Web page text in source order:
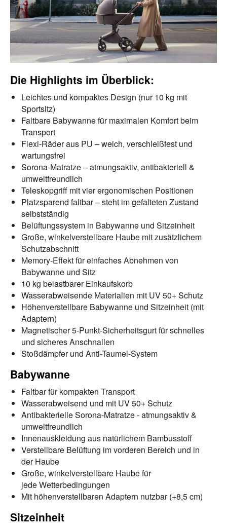
Die Highlights im Überblick:
Leichtes und kompaktes Design (nur 10 kg mit
Sportsitz)
Faltbare Babywanne für maximalen Komfort beim
Transport
Flexi-Räder aus PU – weich, verschleißfest und
wartungsfrei
Sorona-Matratze – atmungsaktiv, antibakteriell &
umweltfreundlich
Teleskopgriff mit vier ergonomischen Positionen
Platzsparend faltbar – steht im gefalteten Zustand
selbstständig
Belüftungssystem in Babywanne und Sitzeinheit
Große, winkelverstellbare Haube mit zusätzlichem
Schutzabschnitt
Memory-Effekt für einfaches Abnehmen von
Babywanne und Sitz
10 kg belastbarer Einkaufskorb
Wasserabweisende Materialien mit UV 50+ Schutz
Höhenverstellbare Babywanne und Sitzeinheit (mit
Adaptern)
Magnetischer 5-Punkt-Sicherheitsgurt für schnelles
und sicheres Anschnallen
Stoßdämpfer und Anti-Taumel-System
Babywanne
Faltbar für kompakten Transport
Wasserabweisend und mit UV 50+ Schutz
Antibakterielle Sorona-Matratze - atmungsaktiv &
umweltfreundlich
Innenauskleidung aus natürlichem Bambusstoff
Verstellbare Belüftung im vorderen Bereich und in
der Haube
Große, winkelverstellbare Haube für
jede Wetterbedingungen
Mit höhenverstellbaren Adaptern nutzbar (+8,5 cm)
Sitzeinheit